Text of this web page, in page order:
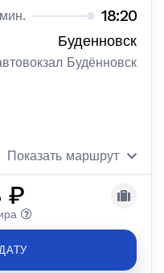
18:20
Буденновск
Будённовск
Показать маршрут
₽